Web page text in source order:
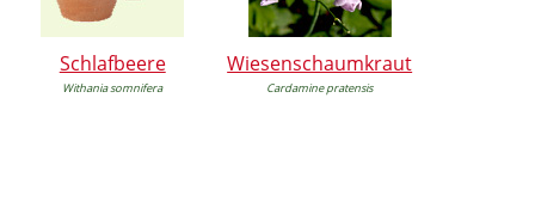
Schlafbeere
Withania somnifera
Wiesenschaumkraut
Cardamine pratensis